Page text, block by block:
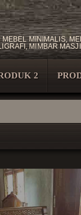
MINIMALIS,
MIMBAR
2